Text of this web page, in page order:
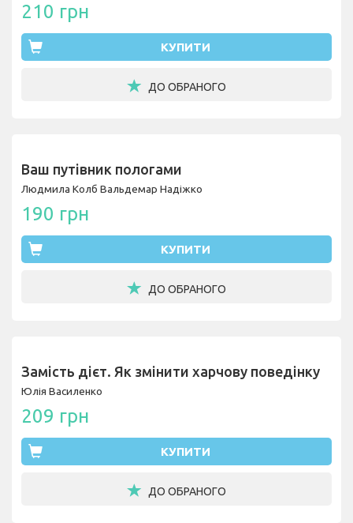
210 грн
КУПИТИ
ДО ОБРАНОГО
Ваш путівник пологами
Людмила Колб Вальдемар Надіжко
190 грн
КУПИТИ
ДО ОБРАНОГО
Замість дієт. Як змінити харчову поведінку
Юлія Василенко
209 грн
КУПИТИ
ДО ОБРАНОГО